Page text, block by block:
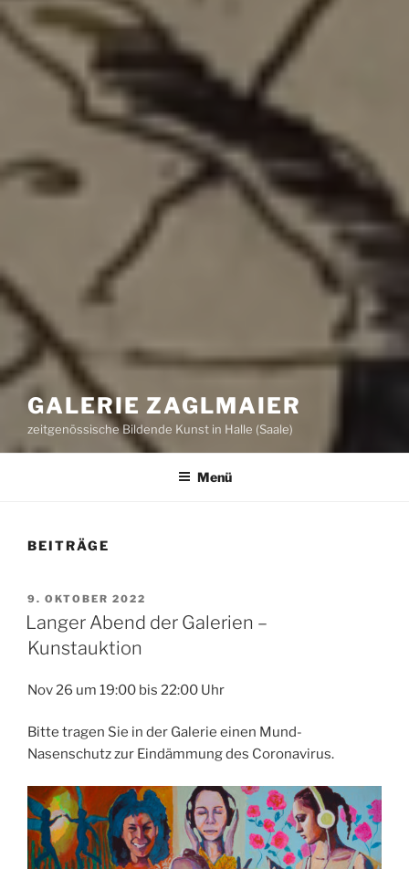
GALERIE ZAGLMAIER
zeitgenössische Bildende Kunst in Halle (Saale)
Menü
BEITRÄGE
VERÖFFENTLICHT
AM
9. OKTOBER 2022
Langer Abend der Galerien –
Kunstauktion
Nov 26 um 19:00 bis 22:00 Uhr
Bitte tragen Sie in der Galerie einen Mund-
Nasenschutz zur Eindämmung des Coronavirus.